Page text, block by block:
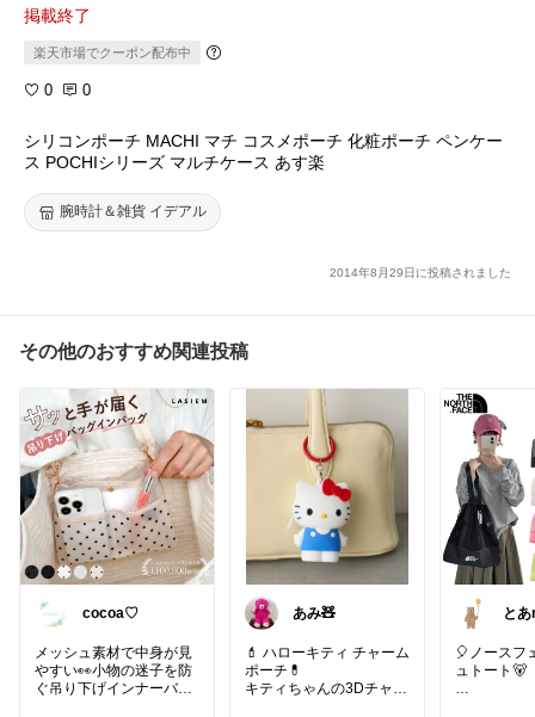
掲載終了
楽天市場でクーポン配布中
0 0
シリコンポーチ MACHI マチ コスメポーチ 化粧ポーチ ペンケー
ス POCHIシリーズ マルチケース あす楽
腕時計＆雑貨 イデアル
2014年8月29日に投稿されました
その他のおすすめ関連投稿
cocoa♡
メッシュ素材で中身が見
やすい👀小物の迷子を防
ぐ吊り下げインナーバッ
あみ🧸
💄 ハローキティ チャーム
ポーチ💊
キティちゃんの3Dチャー
と
🎈ノースフ
ュトート🐻